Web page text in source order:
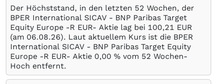
Der Höchststand, in den letzten 52 Wochen, der
BPER International SICAV - BNP Paribas Target
Equity Europe -R EUR- Aktie lag bei 100,21 EUR
(am 06.08.26). Laut aktuellem Kurs ist die BPER
International SICAV - BNP Paribas Target Equity
Europe -R EUR- Aktie 0,00 % vom 52 Wochen-
Hoch entfernt.